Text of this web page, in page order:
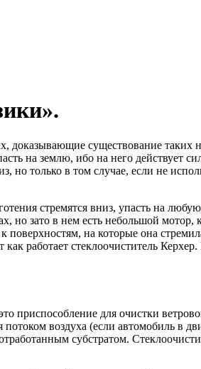
существование таких
на землю, ибо на него действует
но только в том случае, если не
стремятся вниз, упасть на
но зато в нем есть небольшой
на которые она
работает стеклоочиститель
для очистки
воздуха (если автомобиль
субстратом.